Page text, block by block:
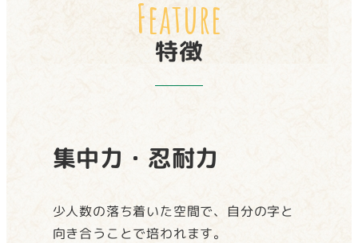
特徴
集中力・忍耐力
少人数の落ち着いた空間で、自分の字と
向き合うことで培われます。